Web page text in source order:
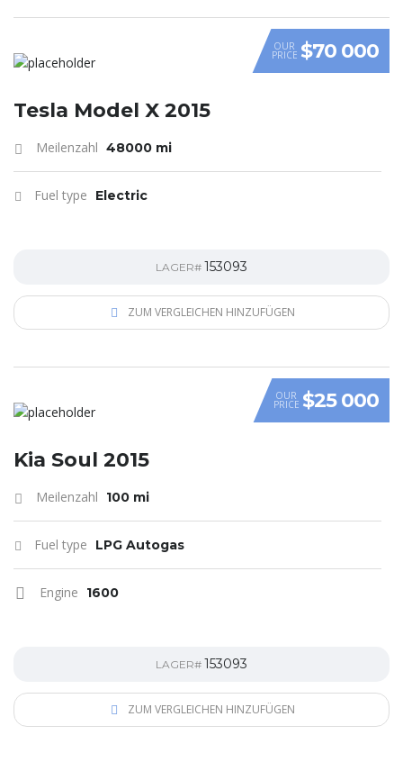
OUR
PRICE $70 000
Tesla Model X 2015
Meilenzahl 48000 mi
Fuel type Electric
LAGER# 153093
ZUM VERGLEICHEN HINZUFÜGEN
VIDEO
OUR
PRICE $25 000
Kia Soul 2015
Meilenzahl 100 mi
Fuel type LPG Autogas
Engine 1600
LAGER# 153093
ZUM VERGLEICHEN HINZUFÜGEN